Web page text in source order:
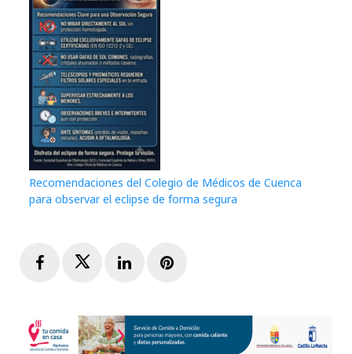
Recomendaciones del Colegio de Médicos de Cuenca
para observar el eclipse de forma segura
FacebookTwitterLinkedInPinterest